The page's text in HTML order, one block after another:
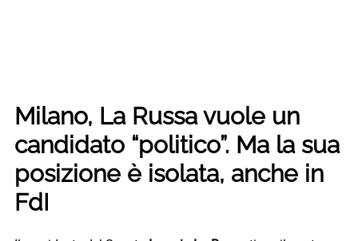
Milano, La Russa vuole un
candidato “politico”. Ma la sua
posizione è isolata, anche in
FdI